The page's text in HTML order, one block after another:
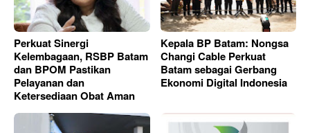
Perkuat Sinergi
Kelembagaan, RSBP Batam
dan BPOM Pastikan
Pelayanan dan
Ketersediaan Obat Aman
Kepala BP Batam: Nongsa
Changi Cable Perkuat
Batam sebagai Gerbang
Ekonomi Digital Indonesia